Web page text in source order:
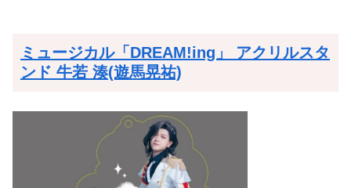
ミュージカル「DREAM!ing」 アクリルスタ
ンド 牛若 湊(遊馬晃祐)